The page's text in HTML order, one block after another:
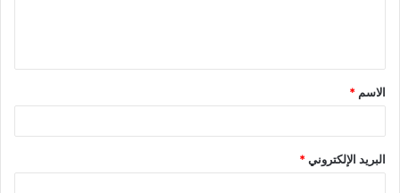
ق
*
الاسم *
البريد الإلكتروني*